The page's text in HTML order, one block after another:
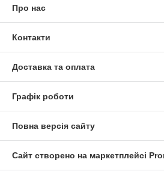
Про нас
Контакти
Доставка та оплата
Графік роботи
Повна версія сайту
Сайт створено на маркетплейсі